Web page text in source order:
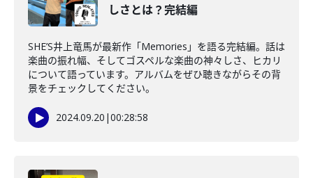
しさとは？完結編
SHE’S井上竜馬が最新作「Memories」を語る完結編。話は
楽曲の振れ幅、そしてゴスペルな楽曲の神々しさ、ヒカリ
について語っています。アルバムをぜひ聴きながらその背
景をチェックしてください。
2024.09.20 |00:28:58